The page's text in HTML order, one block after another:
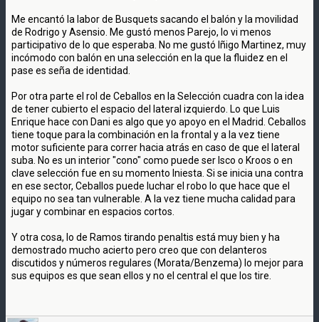
Me encantó la labor de Busquets sacando el balón y la movilidad
de Rodrigo y Asensio. Me gustó menos Parejo, lo vi menos
participativo de lo que esperaba. No me gustó Iñigo Martinez, muy
incómodo con balón en una selección en la que la fluidez en el
pase es seña de identidad.
Por otra parte el rol de Ceballos en la Selección cuadra con la idea
de tener cubierto el espacio del lateral izquierdo. Lo que Luis
Enrique hace con Dani es algo que yo apoyo en el Madrid. Ceballos
tiene toque para la combinación en la frontal y a la vez tiene
motor suficiente para correr hacia atrás en caso de que el lateral
suba. No es un interior "cono" como puede ser Isco o Kroos o en
clave selección fue en su momento Iniesta. Si se inicia una contra
en ese sector, Ceballos puede luchar el robo lo que hace que el
equipo no sea tan vulnerable. A la vez tiene mucha calidad para
jugar y combinar en espacios cortos.
Y otra cosa, lo de Ramos tirando penaltis está muy bien y ha
demostrado mucho acierto pero creo que con delanteros
discutidos y números regulares (Morata/Benzema) lo mejor para
sus equipos es que sean ellos y no el central el que los tire.